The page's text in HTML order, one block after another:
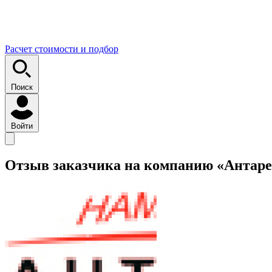
Расчет стоимости и подбор
Поиск
Войти
Отзыв заказчика на компанию